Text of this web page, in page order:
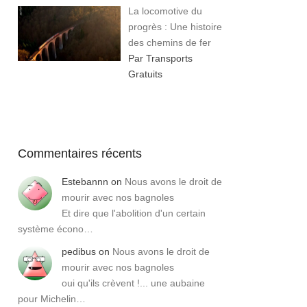
La locomotive du
progrès : Une histoire
des chemins de fer
Par Transports
Gratuits
Commentaires récents
Estebannn on Nous avons le droit de
mourir avec nos bagnoles
Et dire que l'abolition d'un certain
système écono…
pedibus on Nous avons le droit de
mourir avec nos bagnoles
oui qu'ils crèvent !... une aubaine
pour Michelin…